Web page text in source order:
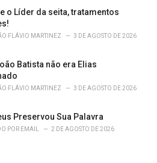
o Líder da seita, tratamentos
FLÁVIO MARTINEZ 3 DE AGOSTO DE 2026
Batista não era Elias
FLÁVIO MARTINEZ 3 DE AGOSTO DE 2026
Preservou Sua Palavra
POR EMAIL 2 DE AGOSTO DE 2026